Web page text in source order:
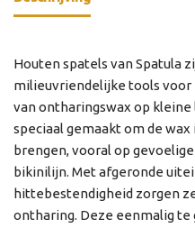
Houten spatels van Spatula
milieuvriendelijke tools voor
van ontharingswax op
speciaal gemaakt om de wax
brengen, vooral op
bikinilijn. Met afgeronde
hittebestendigheid zorgen
ontharing. Deze eenmalig